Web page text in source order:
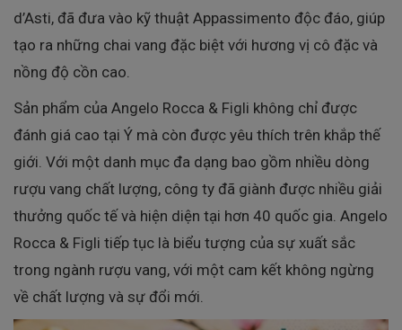
d’Asti, đã đưa vào kỹ thuật Appassimento độc đáo, giúp
tạo ra những chai vang đặc biệt với hương vị cô đặc và
nồng độ cồn cao.
Sản phẩm của Angelo Rocca & Figli không chỉ được
đánh giá cao tại Ý mà còn được yêu thích trên khắp thế
giới. Với một danh mục đa dạng bao gồm nhiều dòng
rượu vang chất lượng, công ty đã giành được nhiều giải
thưởng quốc tế và hiện diện tại hơn 40 quốc gia. Angelo
Rocca & Figli tiếp tục là biểu tượng của sự xuất sắc
trong ngành rượu vang, với một cam kết không ngừng
về chất lượng và sự đổi mới.